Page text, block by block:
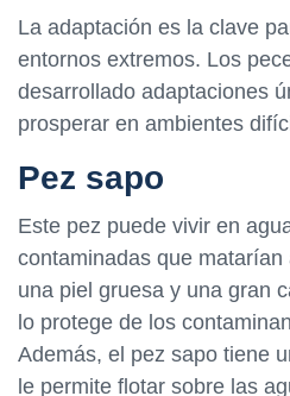
La adaptación es la clave
entornos extremos. Los
desarrollado adaptaciones
prosperar en ambientes
Pez sapo
Este pez puede vivir en
contaminadas que
una piel gruesa y una gran
lo protege de los
Además, el pez sapo tiene
le permite flotar sobre las